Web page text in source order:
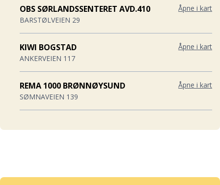
OBS SØRLANDSSENTERET AVD.410
BARSTØLVEIEN 29
Åpne i kart
KIWI BOGSTAD
ANKERVEIEN 117
Åpne i kart
REMA 1000 BRØNNØYSUND
SØMNAVEIEN 139
Åpne i kart